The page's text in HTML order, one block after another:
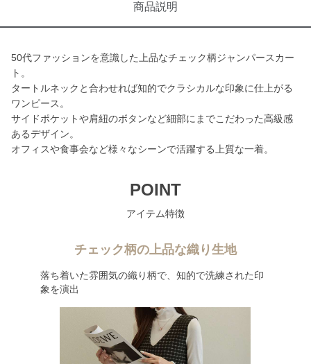
商品説明
50代ファッションを意識した上品なチェック柄ジャンパースカー
ト。
タートルネックと合わせれば知的でクラシカルな印象に仕上がる
ワンピース。
サイドポケットや肩紐のボタンなど細部にまでこだわった高級感
あるデザイン。
オフィスや食事会など様々なシーンで活躍する上質な一着。
POINT
アイテム特徴
チェック柄の上品な織り生地
落ち着いた雰囲気の織り柄で、知的で洗練された印
象を演出